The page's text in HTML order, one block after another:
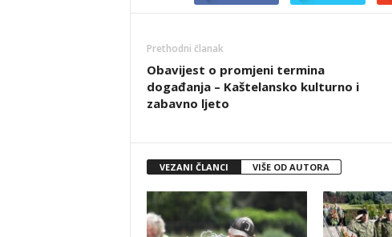
Prethodni članak
Obavijest o promjeni termina
događanja – Kaštelansko kulturno i
zabavno ljeto
VEZANI ČLANCI VIŠE OD AUTORA